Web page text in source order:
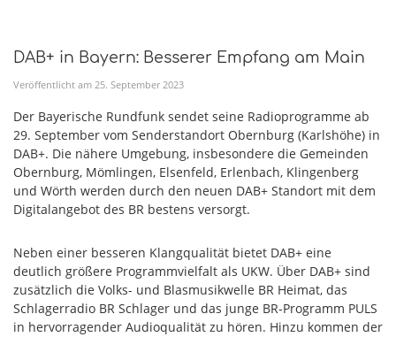
DAB+ in Bayern: Besserer Empfang am Main
Veröffentlicht am 25. September 2023
Der Bayerische Rundfunk sendet seine Radioprogramme ab
29. September vom Senderstandort Obernburg (Karlshöhe) in
DAB+. Die nähere Umgebung, insbesondere die Gemeinden
Obernburg, Mömlingen, Elsenfeld, Erlenbach, Klingenberg
und Wörth werden durch den neuen DAB+ Standort mit dem
Digitalangebot des BR bestens versorgt.
Neben einer besseren Klangqualität bietet DAB+ eine
deutlich größere Programmvielfalt als UKW. Über DAB+ sind
zusätzlich die Volks- und Blasmusikwelle BR Heimat, das
Schlagerradio BR Schlager und das junge BR-Programm PULS
in hervorragender Audioqualität zu hören. Hinzu kommen der